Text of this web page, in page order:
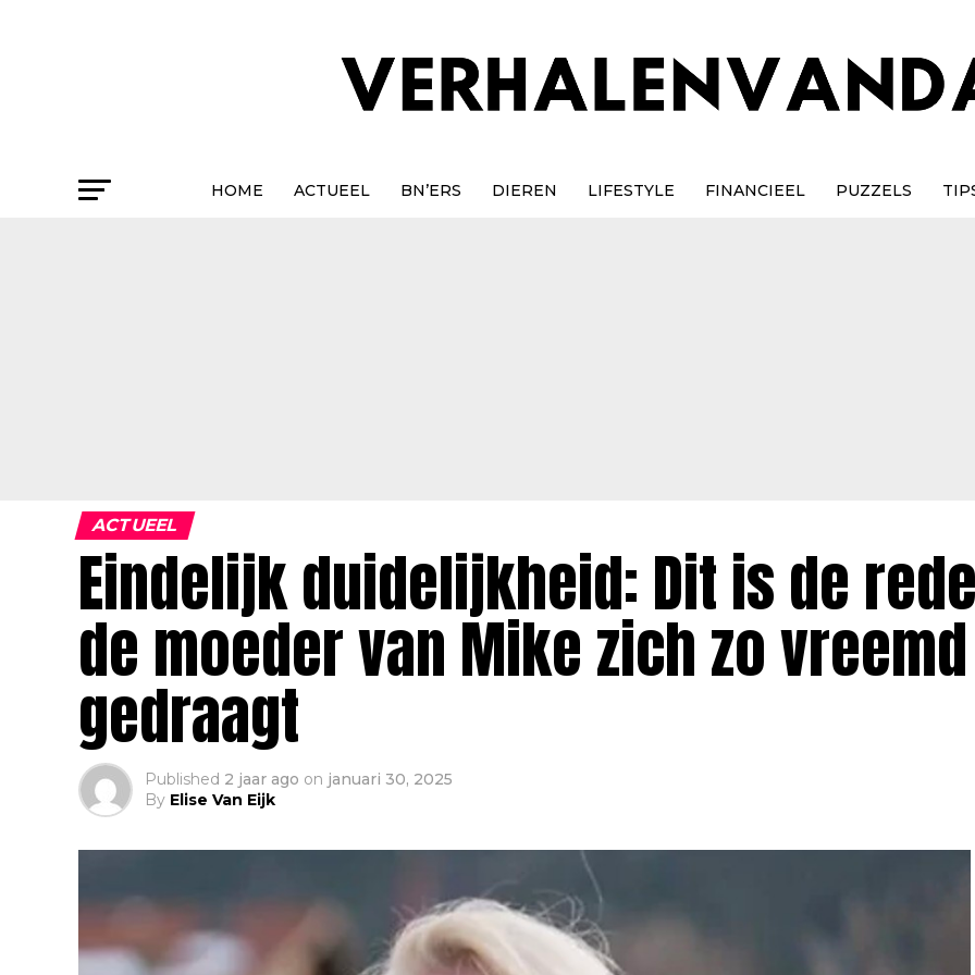
HOME ACTUEEL BN’ERS DIEREN LIFESTYLE FINANCIEEL PUZZELS
ACTUEEL
Eindelijk duidelijkheid: Dit is de
de moeder van Mike zich zo vreemd
gedraagt
Published 2 jaar ago on januari 30, 2025
By Elise Van Eijk